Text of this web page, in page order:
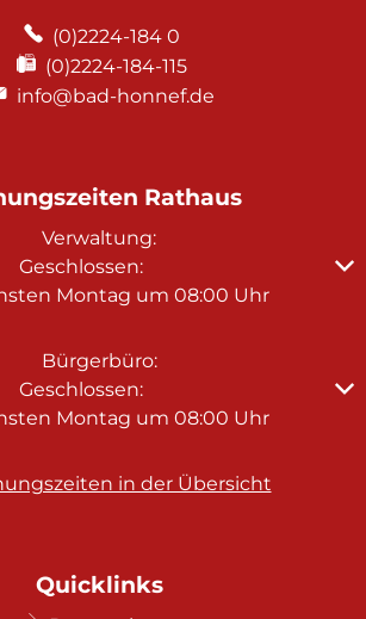
(0)2224-184 0
(0)2224-184-115
info@bad-honnef.de
Rathaus
Verwaltung:
Öffnungs- oder Schließzeiten
Geschlossen:
Montag um 08:00 Uhr
Bürgerbüro:
Öffnungs- oder Schließzeiten
Geschlossen:
Montag um 08:00 Uhr
in der Übersicht
Quicklinks